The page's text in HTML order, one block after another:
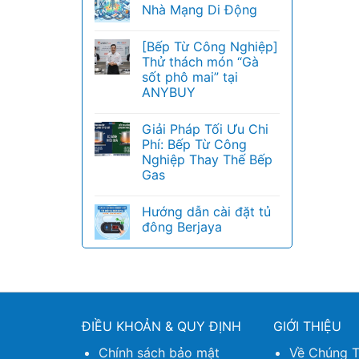
Nhà Mạng Di Động
[Bếp Từ Công Nghiệp]
Thử thách món “Gà
sốt phô mai” tại
ANYBUY
Giải Pháp Tối Ưu Chi
Phí: Bếp Từ Công
Nghiệp Thay Thế Bếp
Gas
Hướng dẫn cài đặt tủ
đông Berjaya
ĐIỀU KHOẢN & QUY ĐỊNH
Chính sách bảo mật
GIỚI THIỆU
Về Chúng